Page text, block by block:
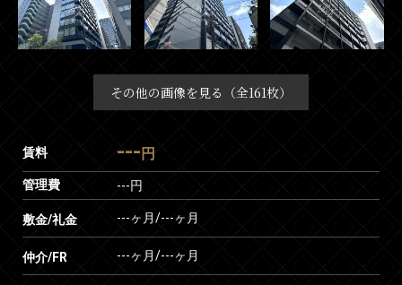
その他の画像を見る（全161枚）
賃料 --- 円
管理費 ---円
敷金/礼金 ---ヶ月/---ヶ月
仲介/FR ---ヶ月/---ヶ月